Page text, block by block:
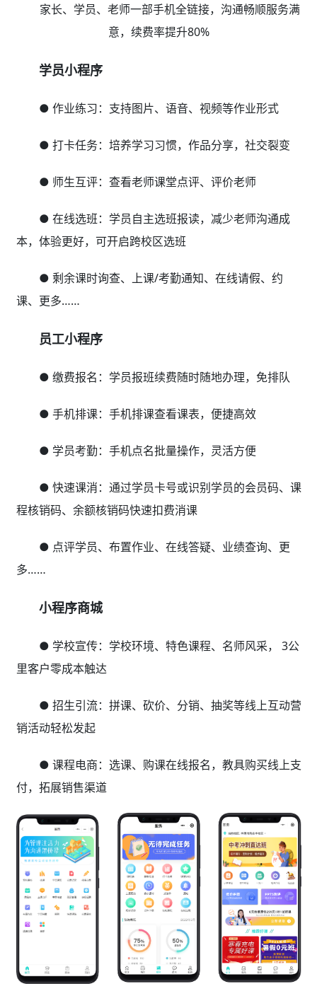
家长、学员、老师一部手机全链接，沟通畅顺服务满
意，续费率提升80%
学员小程序
● 作业练习：支持图片、语音、视频等作业形式
● 打卡任务：培养学习习惯，作品分享，社交裂变
● 师生互评：查看老师课堂点评、评价老师
● 在线选班：学员自主选班报读，减少老师沟通成
本，体验更好，可开启跨校区选班
● 剩余课时询查、上课/考勤通知、在线请假、约
课、更多……
员工小程序
● 缴费报名：学员报班续费随时随地办理，免排队
● 手机排课：手机排课查看课表，便捷高效
● 学员考勤：手机点名批量操作，灵活方便
● 快速课消：通过学员卡号或识别学员的会员码、课
程核销码、余额核销码快速扣费消课
● 点评学员、布置作业、在线答疑、业绩查询、更
多……
小程序商城
● 学校宣传：学校环境、特色课程、名师风采， 3公
里客户零成本触达
● 招生引流：拼课、砍价、分销、抽奖等线上互动营
销活动轻松发起
● 课程电商：选课、购课在线报名，教具购买线上支
付，拓展销售渠道